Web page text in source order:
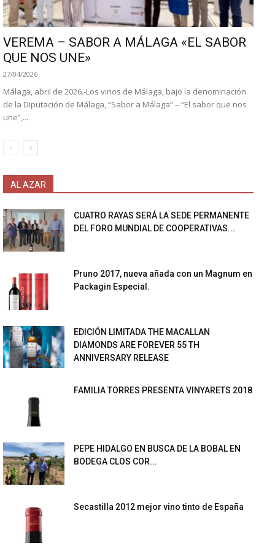
VEREMA – SABOR A MÁLAGA «EL SABOR
QUE NOS UNE»
27/04/2026
Málaga, abril de 2026.-Los vinos de Málaga, bajo la denominación
de la Diputación de Málaga, “Sabor a Málaga” – “El sabor que nos
une”,...
AL AZAR
CUATRO RAYAS SERÁ LA SEDE PERMANENTE
DEL FORO MUNDIAL DE COOPERATIVAS...
Pruno 2017, nueva añada con un Magnum en
Packagin Especial.
EDICIÓN LIMITADA THE MACALLAN
DIAMONDS ARE FOREVER 55 TH
ANNIVERSARY RELEASE
FAMILIA TORRES PRESENTA VINYARETS 2018
PEPE HIDALGO EN BUSCA DE LA BOBAL EN
BODEGA CLOS COR...
Secastilla 2012 mejor vino tinto de España